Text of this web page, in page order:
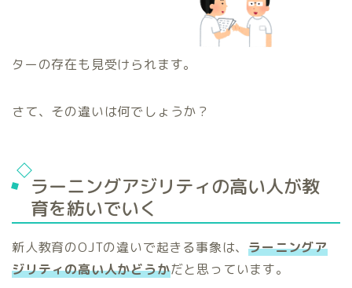
ターの存在も見受けられます。
さて、その違いは何でしょうか？
ラーニングアジリティの高い人が教
育を紡いでいく
新人教育のOJTの違いで起きる事象は、ラーニングア
ジリティの高い人かどうかだと思っています。